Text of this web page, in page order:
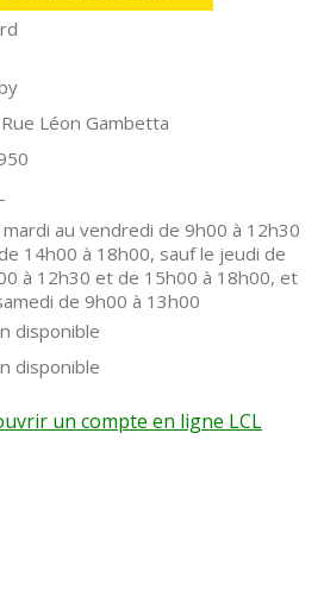
Léon Gambetta
mardi au vendredi de 9h00 à 12h30
14h00 à 18h00, sauf le jeudi de
à 12h30 et de 15h00 à 18h00, et
de 9h00 à 13h00
disponible
disponible
un compte en ligne LCL